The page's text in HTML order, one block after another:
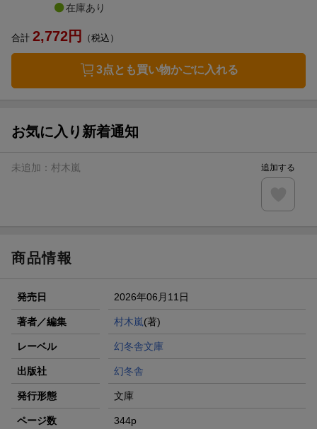
在庫あり
合計 2,772円 （税込）
3点とも買い物かごに入れる
お気に入り新着通知
未追加： 村木嵐 追加する
商品情報
発売日 2026年06月11日
著者／編集 村木嵐(著)
レーベル 幻冬舎文庫
出版社 幻冬舎
発行形態 文庫
ページ数 344p